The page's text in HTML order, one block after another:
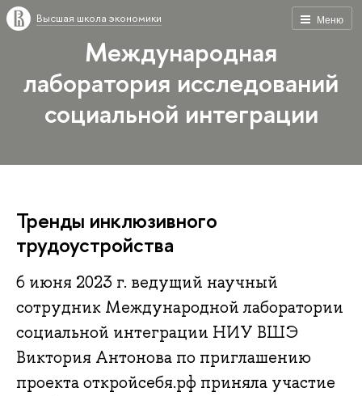
Меню
Высшая школа экономики
Международная
лаборатория исследований
социальной интеграции
Тренды инклюзивного
трудоустройства
6 июня 2023 г. ведущий научный
сотрудник Международной лаборатории
социальной интеграции НИУ ВШЭ
Виктория Антонова по приглашению
проекта откройсебя.рф приняла участие